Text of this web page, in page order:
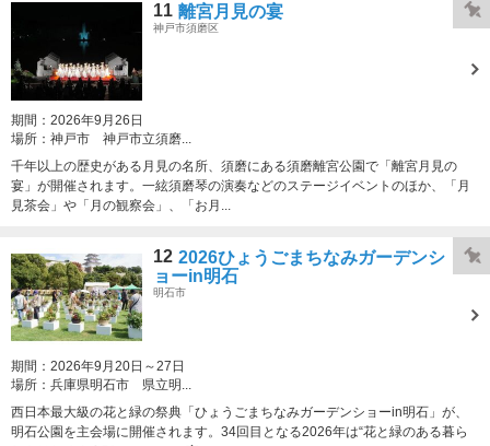
11 離宮月見の宴
神戸市須磨区
期間： 2026年9月26日
場所： 神戸市 神戸市立須磨...
千年以上の歴史がある月見の名所、須磨にある須磨離宮公園で「離宮月見の
宴」が開催されます。一絃須磨琴の演奏などのステージイベントのほか、「月
見茶会」や「月の観察会」、「お月...
12 2026ひょうごまちなみガーデンシ
ョーin明石
明石市
期間： 2026年9月20日～27日
場所： 兵庫県明石市 県立明...
西日本最大級の花と緑の祭典「ひょうごまちなみガーデンショーin明石」が、
明石公園を主会場に開催されます。34回目となる2026年は“花と緑のある暮ら